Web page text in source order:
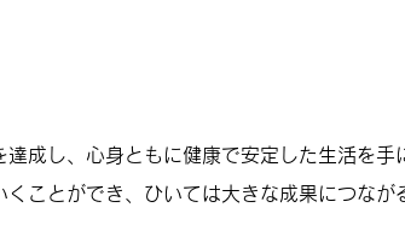
成し、心身ともに健康で安定した生活を手
ことができ、ひいては大きな成果につなが